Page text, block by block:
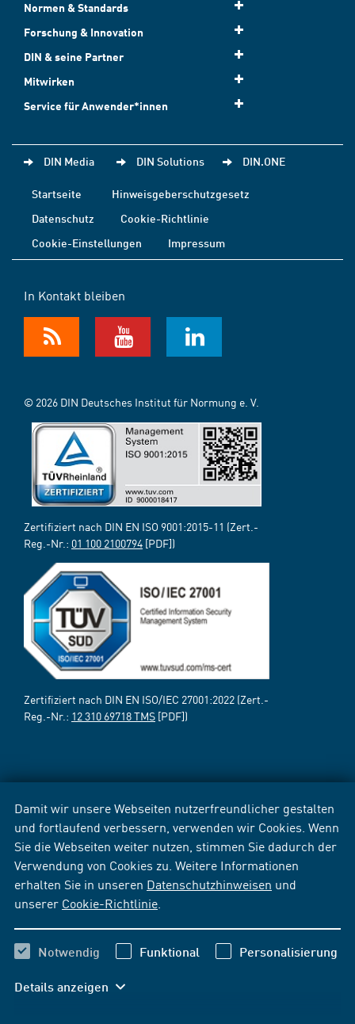
Damit wir unsere Webseiten nutzerfreundlicher gestalten
und fortlaufend verbessern, verwenden wir Cookies. Wenn
Sie die Webseiten weiter nutzen, stimmen Sie dadurch der
Verwendung von Cookies zu. Weitere Informationen
erhalten Sie in unseren Datenschutzhinweisen und
unserer Cookie-Richtlinie
Notwendig Funktional Personalisierung
Details anzeigen
Normen & Standards
Forschung & Innovation
DIN & seine Partner
Mitwirken
Service für Anwender*innen
DIN Media DIN Solutions DIN.ONE
Startseite
Hinweisgeberschutzgesetz
Datenschutz
Cookie-Richtlinie
Cookie-Einstellungen
Impressum
In Kontakt bleiben
© 2026 DIN Deutsches Institut für Normung e. V.
Zertifiziert nach DIN EN ISO 9001:2015-11 (Zert.-
Reg.-Nr.: 01 100 2100794 [PDF])
Zertifiziert nach DIN EN ISO/IEC 27001:2022 (Zert.-
Reg.-Nr.: 12 310 69718 TMS [PDF])